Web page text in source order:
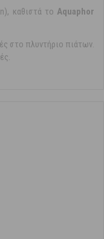
καθιστά το Aquaphor
στο πλυντήριο πιάτων.